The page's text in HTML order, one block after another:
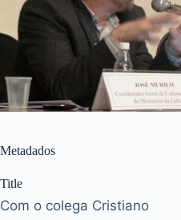
Metadados
Title
Com o colega Cristiano